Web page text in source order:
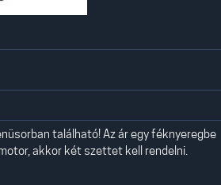
található! Az ár egy féknyeregbe
akkor két szettet kell rendelni.